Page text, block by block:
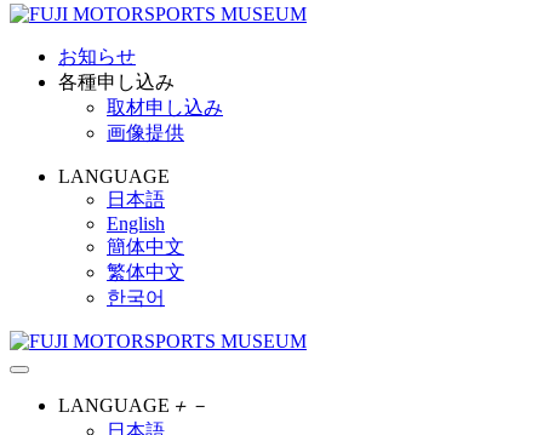
お知らせ
各種申し込み
取材申し込み
画像提供
LANGUAGE
日本語
English
簡体中文
繁体中文
한국어
LANGUAGE ＋ －
日本語